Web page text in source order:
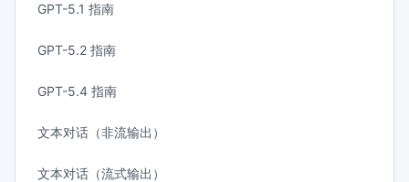
GPT-5.1 指南
GPT-5.2 指南
GPT-5.4 指南
文本对话（非流输出）
文本对话（流式输出）